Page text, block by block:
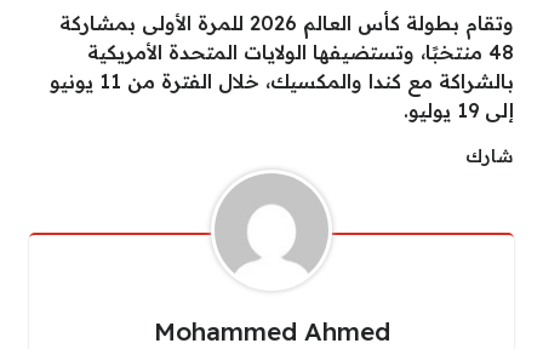
وتقام بطولة كأس العالم 2026 للمرة الأولى بمشاركة
48 منتخبًا، وتستضيفها الولايات المتحدة الأمريكية
بالشراكة مع كندا والمكسيك، خلال الفترة من 11 يونيو
إلى 19 يوليو.
شارك
Mohammed Ahmed